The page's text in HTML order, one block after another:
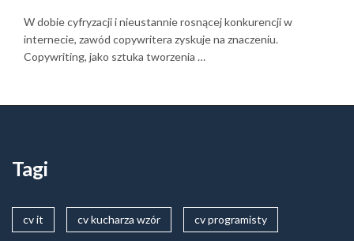
W dobie cyfryzacji i nieustannie rosnącej konkurencji w
internecie, zawód copywritera zyskuje na znaczeniu.
Copywriting, jako sztuka tworzenia …
Tagi
cv it cv kucharza wzór cv programisty